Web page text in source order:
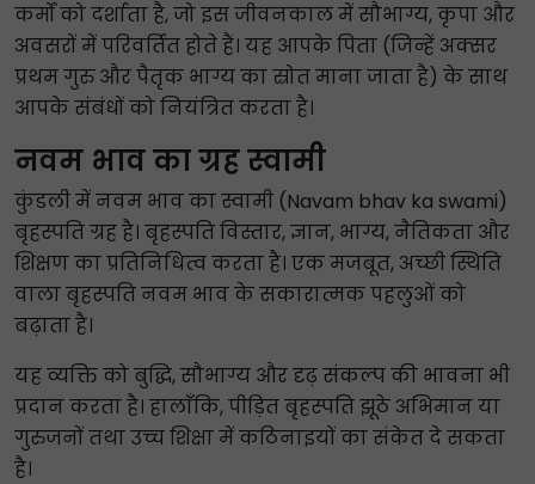
कर्मों को दर्शाता है, जो इस जीवनकाल में सौभाग्य, कृपा और
अवसरों में परिवर्तित होते हैं। यह आपके पिता (जिन्हें अक्सर
प्रथम गुरु और पैतृक भाग्य का स्रोत माना जाता है) के साथ
आपके संबंधों को नियंत्रित करता है।
नवम भाव का ग्रह स्वामी
कुंडली में नवम भाव का स्वामी (Navam bhav ka swami)
बृहस्पति ग्रह है। बृहस्पति विस्तार, ज्ञान, भाग्य, नैतिकता और
शिक्षण का प्रतिनिधित्व करता है। एक मजबूत, अच्छी स्थिति
वाला बृहस्पति नवम भाव के सकारात्मक पहलुओं को
बढ़ाता है।
यह व्यक्ति को बुद्धि, सौभाग्य और दृढ़ संकल्प की भावना भी
प्रदान करता है। हालाँकि, पीड़ित बृहस्पति झूठे अभिमान या
गुरुजनों तथा उच्च शिक्षा में कठिनाइयों का संकेत दे सकता
है।